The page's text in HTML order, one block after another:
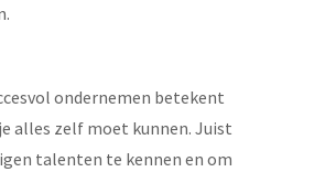
ondernemen betekent
alles zelf moet kunnen. Juist
talenten te kennen en om